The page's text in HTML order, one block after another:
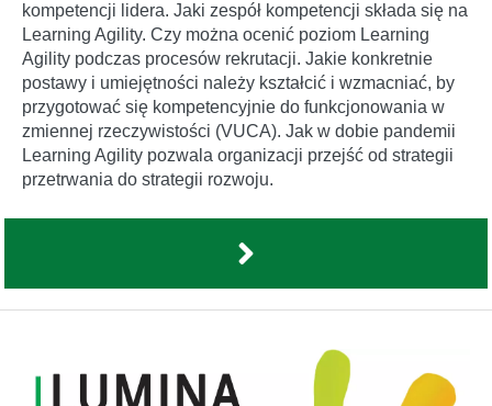
kompetencji lidera. Jaki zespół kompetencji składa się na
Learning Agility. Czy można ocenić poziom Learning
Agility podczas procesów rekrutacji. Jakie konkretnie
postawy i umiejętności należy kształcić i wzmacniać, by
przygotować się kompetencyjnie do funkcjonowania w
zmiennej rzeczywistości (VUCA). Jak w dobie pandemii
Learning Agility pozwala organizacji przejść od strategii
przetrwania do strategii rozwoju.